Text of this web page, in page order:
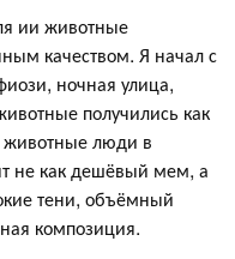
ии животные
качеством. Я начал с
ночная улица,
получились как
животные люди в
не как дешёвый мем, а
тени, объёмный
композиция.